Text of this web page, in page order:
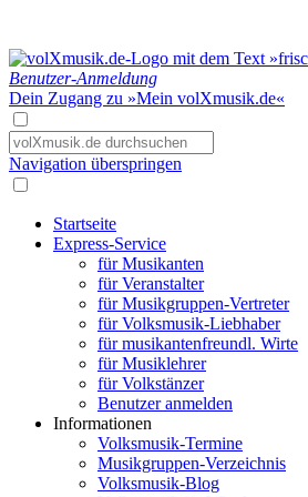
Benutzer-Anmeldung
Dein Zugang zu »Mein volXmusik.de«
Navigation überspringen
Startseite
Express-Service
für Musikanten
für Veranstalter
für Musikgruppen-Vertreter
für Volksmusik-Liebhaber
für musikantenfreundl. Wirte
für Musiklehrer
für Volkstänzer
Benutzer anmelden
Informationen
Volksmusik-Termine
Musikgruppen-Verzeichnis
Volksmusik-Blog